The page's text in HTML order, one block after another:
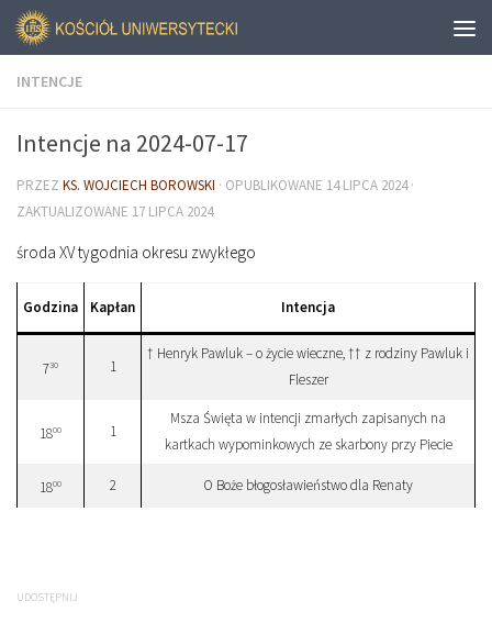
INTENCJE
Intencje na 2024-07-17
PRZEZ KS. WOJCIECH BOROWSKI · OPUBLIKOWANE 14 LIPCA 2024·
ZAKTUALIZOWANE 17 LIPCA 2024
środa XV tygodnia okresu zwykłego
Godzina Kapłan Intencja
730 1
† Henryk Pawluk – o życie wieczne, †† z rodziny Pawluk i
Fleszer
1800 1
Msza Święta w intencji zmarłych zapisanych na
kartkach wypominkowych ze skarbony przy Piecie
1800 2 O Boże błogosławieństwo dla Renaty
UDOSTĘPNIJ